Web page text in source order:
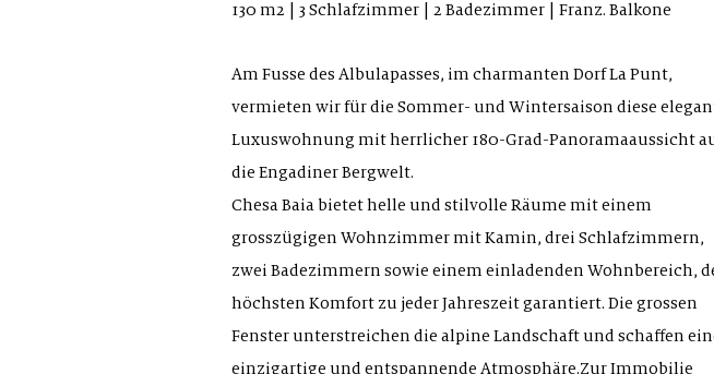
130 m2 | 3 Schlafzimmer | 2 Badezimmer | Franz. Balkone
Am Fusse des Albulapasses, im charmanten Dorf La Punt,
vermieten wir für die Sommer- und Wintersaison diese
Luxuswohnung mit herrlicher 180-Grad-Panoramaaussicht
die Engadiner Bergwelt.
Chesa Baia bietet helle und stilvolle Räume mit einem
grosszügigen Wohnzimmer mit Kamin, drei Schlafzimmern,
zwei Badezimmern sowie einem einladenden Wohnbereich,
höchsten Komfort zu jeder Jahreszeit garantiert. Die grossen
Fenster unterstreichen die alpine Landschaft und schaffen
einzigartige und entspannende Atmosphäre.Zur Immobilie